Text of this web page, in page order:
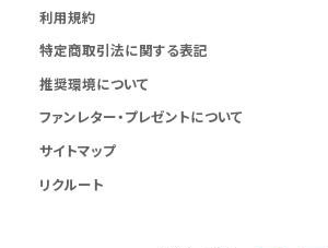
利用規約
特定商取引法に関する表記
推奨環境について
ファンレター・プレゼントについて
サイトマップ
リクルート